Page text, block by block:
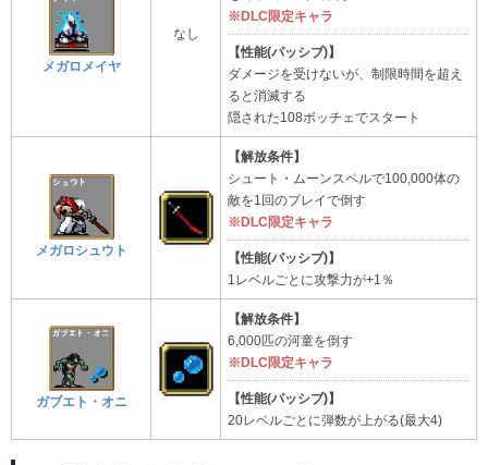
メガロメイヤ
なし
※DLC限定キャラ
【性能(パッシブ)】
ダメージを受けないが、制限時間を超え
ると消滅する
隠された108ボッチェでスタート
メガロシュウト
【解放条件】
シュート・ムーンスペルで100,000体の
敵を1回のプレイで倒す
※DLC限定キャラ
【性能(パッシブ)】
1レベルごとに攻撃力が+1％
ガブエト・オニ
【解放条件】
6,000匹の河童を倒す
※DLC限定キャラ
【性能(パッシブ)】
20レベルごとに弾数が上がる(最大4)